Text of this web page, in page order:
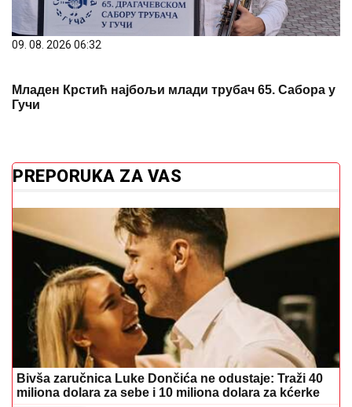
09. 08. 2026 06:32
Младен Крстић најбољи млади трубач 65. Сабора у
Гучи
PREPORUKA ZA VAS
Bivša zaručnica Luke Dončića ne odustaje: Traži 40
miliona dolara za sebe i 10 miliona dolara za kćerke